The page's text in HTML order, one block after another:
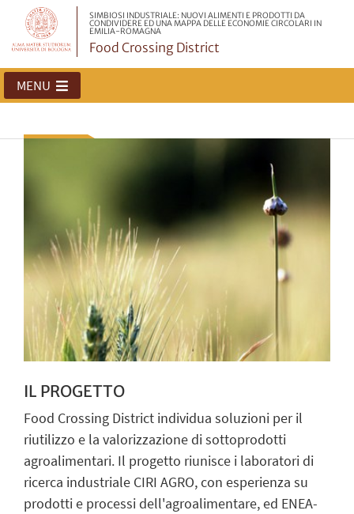
SIMBIOSI INDUSTRIALE: NUOVI ALIMENTI E PRODOTTI DA
CONDIVIDERE ED UNA MAPPA DELLE ECONOMIE CIRCOLARI IN
EMILIA-ROMAGNA
Food Crossing District
MENU
IL PROGETTO
Food Crossing District individua soluzioni per il
riutilizzo e la valorizzazione di sottoprodotti
agroalimentari. Il progetto riunisce i laboratori di
ricerca industriale CIRI AGRO, con esperienza su
prodotti e processi dell'agroalimentare, ed ENEA-